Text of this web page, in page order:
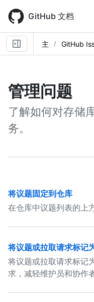
main
content
GitHub 文档
主 GitHub
管理问题
了解如何对存储
务。
将议题固定到仓库
在仓库中议题列表的上
将议题或拉取请求标记
将议题或拉取请求标记
求，减轻维护员和协作